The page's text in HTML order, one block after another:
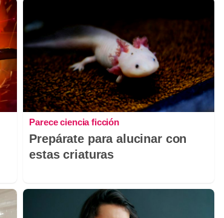
Parece ciencia ficción
Prepárate para alucinar con
estas criaturas